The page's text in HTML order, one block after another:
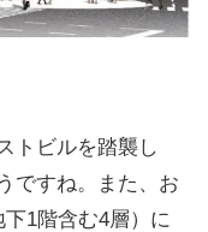
トビルを踏襲し
ですね。また、お
1階含む4層）に